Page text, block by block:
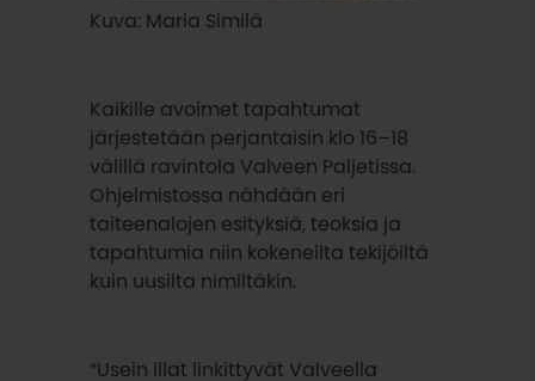
Kuva: Maria Similä
Kaikille avoimet tapahtumat
järjestetään perjantaisin klo 16–18
välillä ravintola Valveen Paljetissa.
Ohjelmistossa nähdään eri
taiteenalojen esityksiä, teoksia ja
tapahtumia niin kokeneilta tekijöiltä
kuin uusilta nimiltäkin.
“Usein illat linkittyvät Valveella